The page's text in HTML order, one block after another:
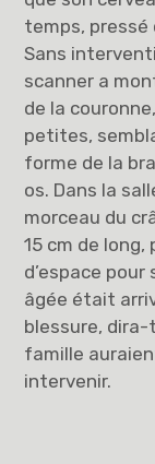
temps, pressé
Sans
scanner a
de la
petites,
forme de la
os. Dans la
morceau du
15 cm de long,
d’espace
âgée était
blessure,
famille
intervenir.